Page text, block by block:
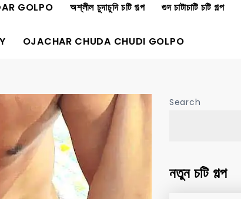
GOLPO অশ্লীল চুদাচুদি চটি গল্প গুদ চাটাচাটি চটি গল্প
OJACHAR CHUDA CHUDI GOLPO
Search
নতুন চটি গল্প